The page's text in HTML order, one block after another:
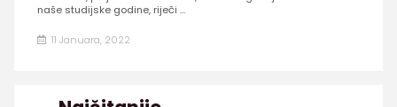
naše studijske godine, riječi ...
11 Januara, 2022